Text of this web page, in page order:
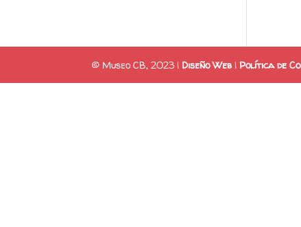
© Museo CB, 2023 | Diseño Web | Política de